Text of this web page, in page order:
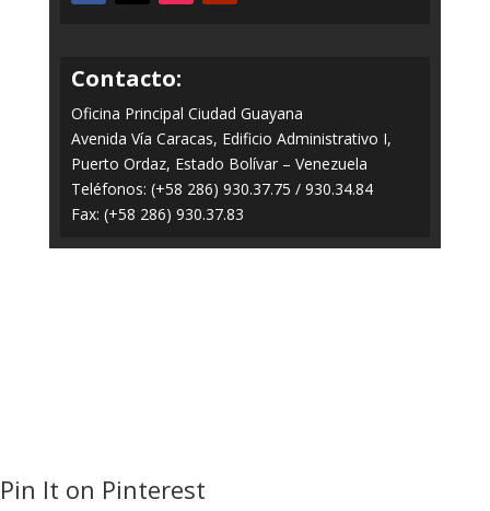
Contacto:
Oficina Principal Ciudad Guayana
Avenida Vía Caracas, Edificio Administrativo I,
Puerto Ordaz, Estado Bolívar – Venezuela
Teléfonos: (+58 286) 930.37.75 / 930.34.84
Fax: (+58 286) 930.37.83
Pin It on Pinterest